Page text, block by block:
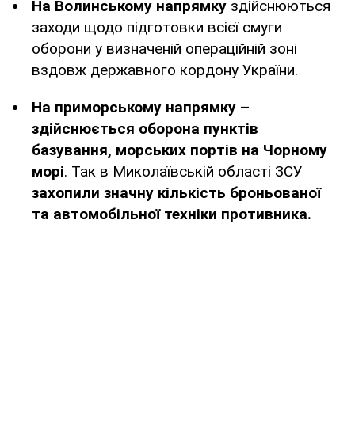
На Волинському напрямку здійснюються
заходи щодо підготовки всієї смуги
оборони у визначеній операційній зоні
вздовж державного кордону України.
На приморському напрямку –
здійснюється оборона пунктів
базування, морських портів на Чорному
морі. Так в Миколаївській області ЗСУ
захопили значну кількість броньованої
та автомобільної техніки противника.